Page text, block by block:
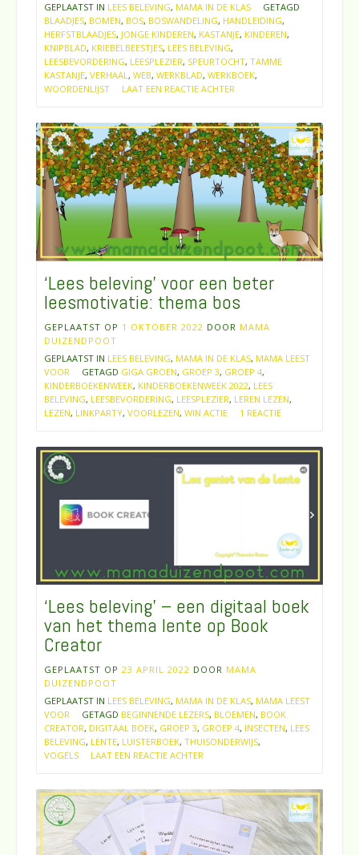
GEPLAATST IN LEES BELEVING, MAMA IN DE KLAS
GETAGD
BLAADJES, BOMEN, BOS, BOSWANDELING, HANDLEIDING,
HERFSTBLAADJES, JONGE KINDEREN, KASTANJE, KINDEREN,
KNIPBLAD, KRIEBELBEESTJES, LEES BELEVING,
LEESBEVORDERING, LEESPLEZIER, SPEURTOCHT, TAMME
KASTANJE, VERHAAL, WEB, WERKBLAD, WERKBOEK,
WOORDENLIJST
LAAT EEN REACTIE ACHTER
‘Lees beleving’ voor een beter
leesmotivatie: thema bos
GEPLAATST OP 1 OKTOBER 2022 DOOR MAMA
DUIZENDPOOT
GEPLAATST IN LEES BELEVING, MAMA IN DE KLAS, MAMA LEEST
VOOR
GETAGD GIGA GROEN, GROEP 3, GROEP 4,
KINDERBOEKENWEEK, KINDERBOEKENWEEK 2022, LEES
BELEVING, LEESBEVORDERING, LEESPLEZIER, LEREN LEZEN,
LEZEN, LINKPARTY, VOORLEZEN, WIN ACTIE 1 REACTIE
‘Lees beleving’ – een digitaal boek
van het thema lente op Book
Creator
GEPLAATST OP 23 APRIL 2022 DOOR MAMA
DUIZENDPOOT
GEPLAATST IN LEES BELEVING, MAMA IN DE KLAS, MAMA LEEST
VOOR
GETAGD BEGINNENDE LEZERS, BLOEMEN, BOOK
CREATOR, DIGITAAL BOEK, GROEP 3, GROEP 4, INSECTEN, LEES
BELEVING, LENTE, LUISTERBOEK, THUISONDERWIJS,
VOGELS
LAAT EEN REACTIE ACHTER